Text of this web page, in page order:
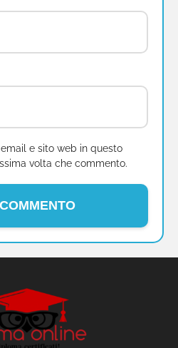
e sito web in questo
volta che commento.